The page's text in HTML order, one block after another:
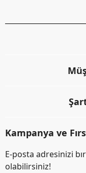
Kampanya ve
E-posta adresinizi
olabilirsiniz!